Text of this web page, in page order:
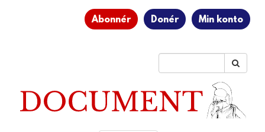
Abonnér Donér Min konto